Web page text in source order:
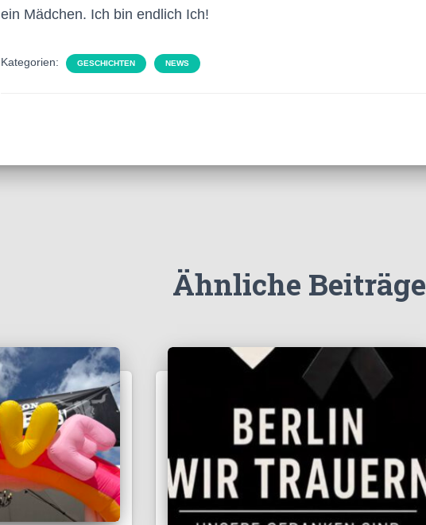
ein Mädchen. Ich bin endlich Ich!
Kategorien: GESCHICHTEN NEWS
Ähnliche Beiträge